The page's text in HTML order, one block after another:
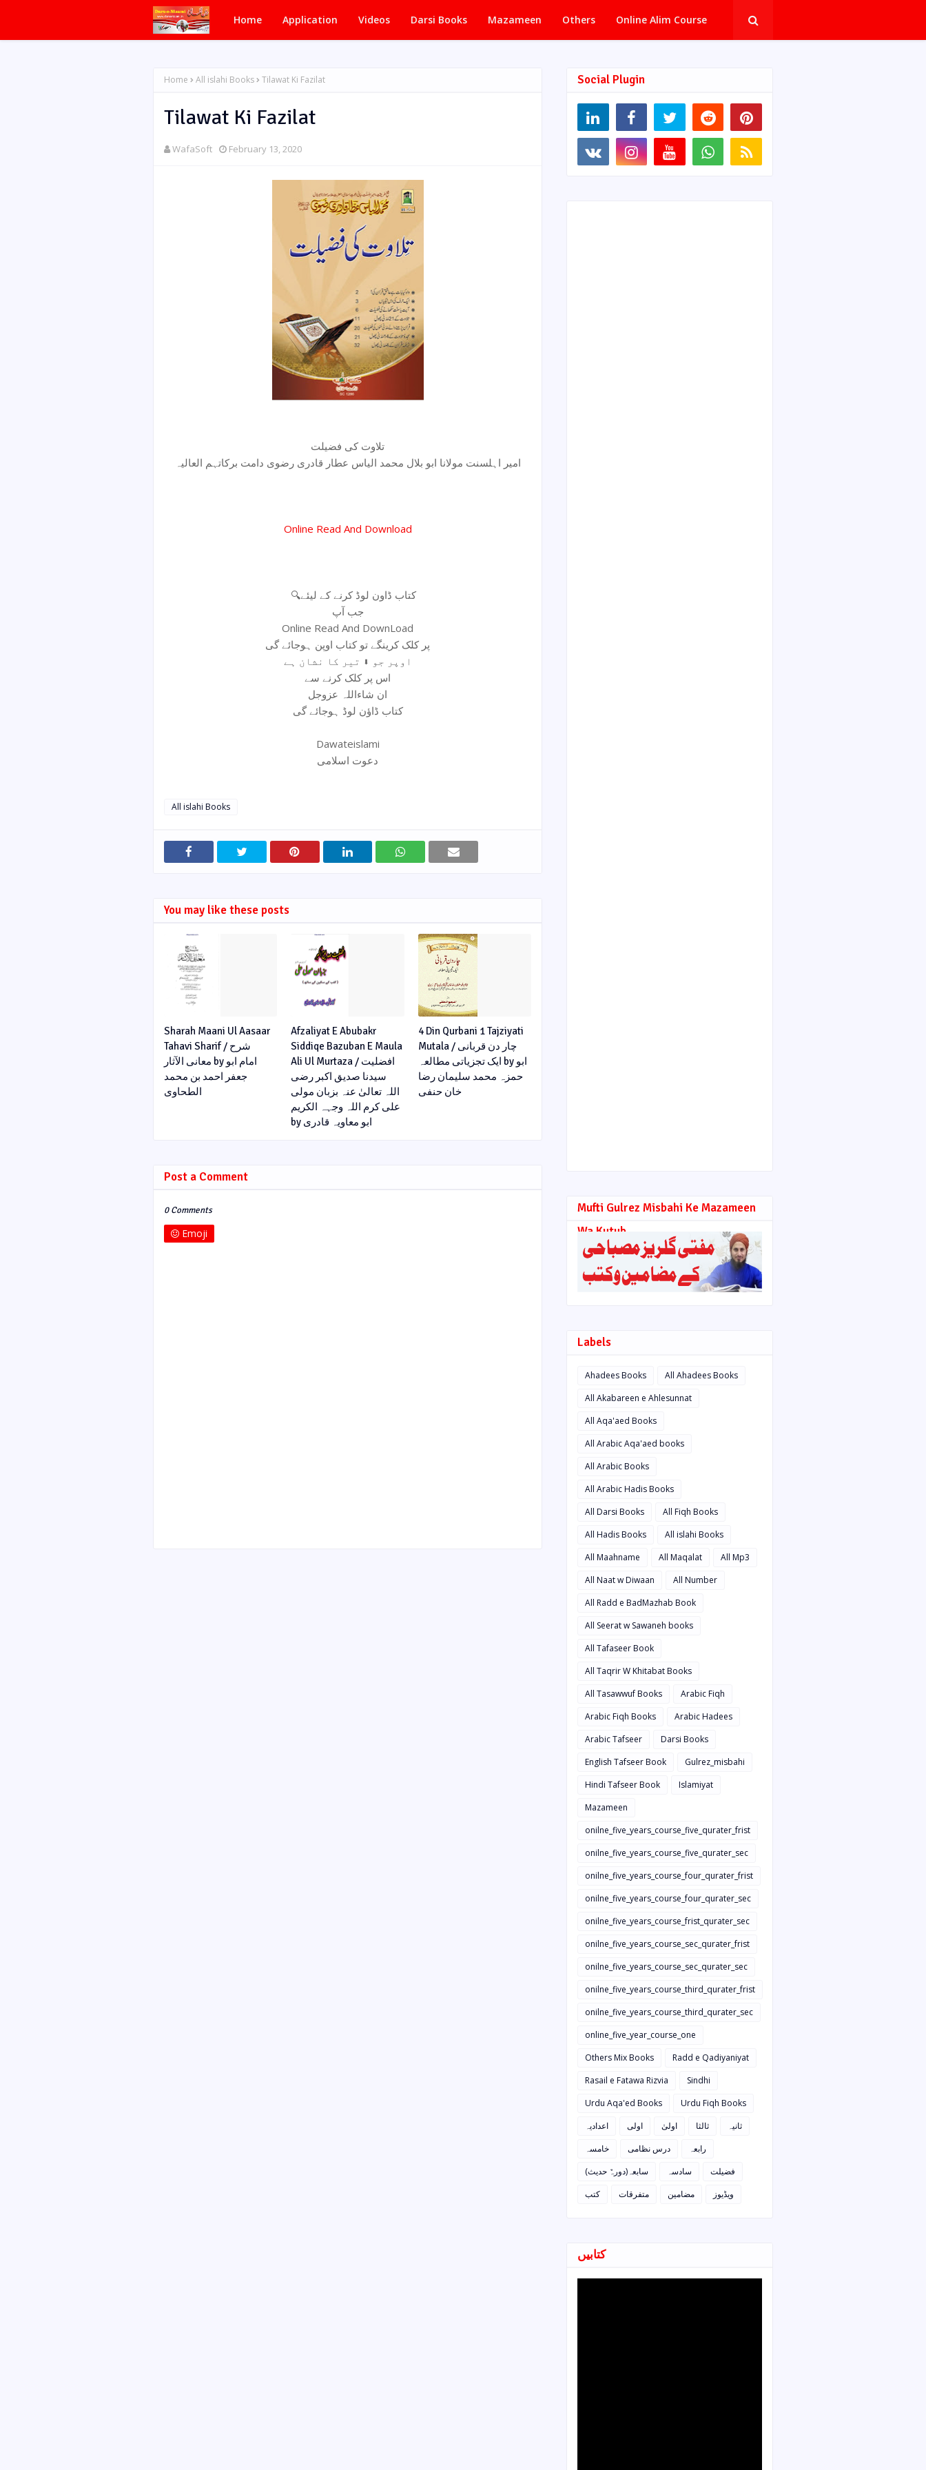
Home Application Videos Darsi Books Mazameen Others Online Alim Course
Home All islahi Books Tilawat Ki Fazilat
Tilawat Ki Fazilat
WafaSoft February 13, 2020
تلاوت کی فضیلت
امیر اہلسنت مولانا ابو بلال محمد الیاس عطار قادری رضوی دامت برکاتہم العالیہ
Online Read And Download
🔍کتاب ڈاون لوڈ کرنے کے لیئے
جب آپ
Online Read And DownLoad
پر کلک کرینگے تو کتاب اوپن ہوجائے گی
اوپر جو ⬇ تیر کا نشان ہے
اس پر کلک کرنے سے
ان شاءاللہ عزوجل
کتاب ڈاؤن لوڈ ہوجائے گی
Dawateislami
دعوت اسلامی
All islahi Books
You may like these posts
Sharah Maani Ul Aasaar
Tahavi Sharif / شرح
معانی الآثار by امام ابو
جعفر احمد بن محمد
الطحاوی
Afzaliyat E Abubakr
Siddiqe Bazuban E Maula
Ali Ul Murtaza / افضلیت
سیدنا صدیق اکبر رضی
اللہ تعالیٰ عنہ بزبان مولی
علی کرم اللہ وجہہ الکریم
by ابو معاویہ قادری
4 Din Qurbani 1 Tajziyati
Mutala / چار دن قربانی
ایک تجزیاتی مطالعہ by ابو
حمزہ محمد سلیمان رضا
خان حنفی
Post a Comment
0 Comments
Emoji
Social Plugin
Mufti Gulrez Misbahi Ke Mazameen
Wa Kutub
Labels
Ahadees Books
All Ahadees Books
All Akabareen e Ahlesunnat
All Aqa'aed Books
All Arabic Aqa'aed books
All Arabic Books
All Arabic Hadis Books
All Darsi Books
All Fiqh Books
All Hadis Books
All islahi Books
All Maahname
All Maqalat
All Mp3
All Naat w Diwaan
All Number
All Radd e BadMazhab Book
All Seerat w Sawaneh books
All Tafaseer Book
All Taqrir W Khitabat Books
All Tasawwuf Books
Arabic Fiqh
Arabic Fiqh Books
Arabic Hadees
Arabic Tafseer
Darsi Books
English Tafseer Book
Gulrez_misbahi
Hindi Tafseer Book
Islamiyat
Mazameen
onilne_five_years_course_five_qurater_frist
onilne_five_years_course_five_qurater_sec
onilne_five_years_course_four_qurater_frist
onilne_five_years_course_four_qurater_sec
onilne_five_years_course_frist_qurater_sec
onilne_five_years_course_sec_qurater_frist
onilne_five_years_course_sec_qurater_sec
onilne_five_years_course_third_qurater_frist
onilne_five_years_course_third_qurater_sec
online_five_year_course_one
Others Mix Books
Radd e Qadiyaniyat
Rasail e Fatawa Rizvia
Sindhi
Urdu Aqa'ed Books
Urdu Fiqh Books
اعدادیہ
اولی اولیٰ ثالثا
ثانیہ
خامسہ
درس نظامی
رابعہ
سابعہ(دورہٌ حدیث)
سادسہ
فضیلت
کتب
متفرقات مضامین ویڈیوز
کتابیں